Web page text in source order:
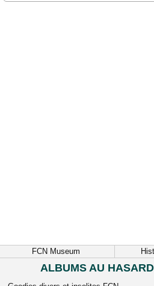
FCN Museum
ALBUMS AU HASARD